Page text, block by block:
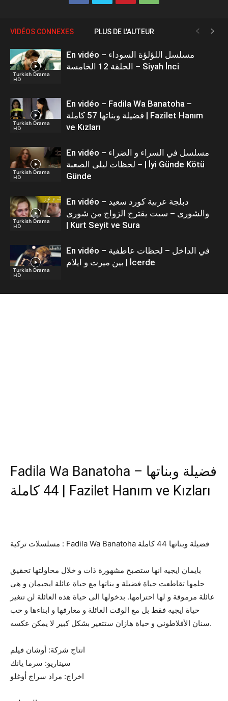
VIDÉOS CONNEXES PLUS DE L'AUTEUR
Turkish Drama
HD
En vidéo – مسلسل اللؤلؤة السوداء
الحلقة 12 الخامسة – Siyah İnci
Turkish Drama
HD
En vidéo – Fadila Wa Banatoha –
فضيلة وبناتها 57 كاملة | Fazilet Hanım
ve Kızları
Turkish Drama
HD
En vidéo – مسلسل في السراء و الضراء
– لحظات ليلى الصعبة | İyi Günde Kötü
Günde
Turkish Drama
HD
En vidéo – دبلجة عربية كورد سعيد
والشورى – سيت يقترح الزواج من شورى
| Kurt Seyit ve Sura
Turkish Drama
HD
En vidéo – في الداخل – لحظات عاطفية
بين ميرت و ايلام | İcerde
Fadila Wa Banatoha – فضيلة وبناتها
44 كاملة | Fazilet Hanım ve Kızları
مسلسلات تركية : Fadila Wa Banatoha فضيلة وبناتها 44 كاملة
بايمان ايجيه انها ستصبح مشهورة ذات و خلال محاولتها تحقيق
حلمها تقاطعت حياة فضيلة و بناتها مع حياة عائلة ايجيمان و هي
عائلة مرموقة و لها احترامها. بدخولها الى حياة هذه العائلة لن تتغير
حياة ايجيه فقط بل مع الوقت العائلة و معارفها و ابناءها و حب
سنان الأفلاطوني و حياة هازان ستتغير بشكل كبير لا يمكن عكسه.
انتاج شركة: أوشان فيلم
سيناريو: سرما يانك
اخراج: مراد سراج أوغلو